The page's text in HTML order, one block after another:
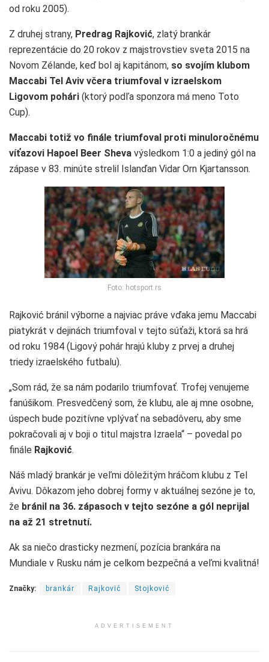
od roku 2005).
Z druhej strany, Predrag Rajković, zlatý brankár
reprezentácie do 20 rokov z majstrovstiev sveta 2015 na
Novom Zélande, keď bol aj kapitánom, so svojím klubom
Maccabi Tel Aviv včera triumfoval v izraelskom
Ligovom pohári (ktorý podľa sponzora má meno Toto
Cup).
Maccabi totiž vo finále triumfoval proti minuloročnému
víťazovi Hapoel Beer Sheva výsledkom 1:0 a jediný gól na
zápase v 83. minúte strelil Islanďan Vidar Orn Kjartansson.
Foto: hotsport.rs
Rajković bránil výborne a najviac práve vďaka jemu Maccabi
piatykrát v dejinách triumfoval v tejto súťaži, ktorá sa hrá
od roku 1984 (Ligový pohár hrajú kluby z prvej a druhej
triedy izraelského futbalu).
„Som rád, že sa nám podarilo triumfovať. Trofej venujeme
fanúšikom. Presvedčený som, že klubu, ale aj mne osobne,
úspech bude pozitívne vplývať na sebadôveru, aby sme
pokračovali aj v boji o titul majstra Izraela“ – povedal po
finále Rajković.
Náš mladý brankár je veľmi dôležitým hráčom klubu z Tel
Avivu. Dôkazom jeho dobrej formy v aktuálnej sezóne je to,
že bránil na 36. zápasoch v tejto sezóne a gól neprijal
na až 21 stretnutí.
Ak sa niečo drasticky nezmení, pozícia brankára na
Mundiale v Rusku nám je celkom bezpečná a veľmi kvalitná!
Značky: brankár Rajković Stojković
ADVERTISEMENT